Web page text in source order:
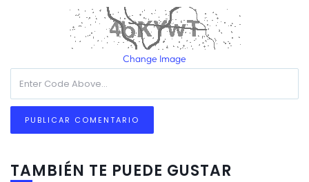
Change Image
TAMBIÉN TE PUEDE GUSTAR